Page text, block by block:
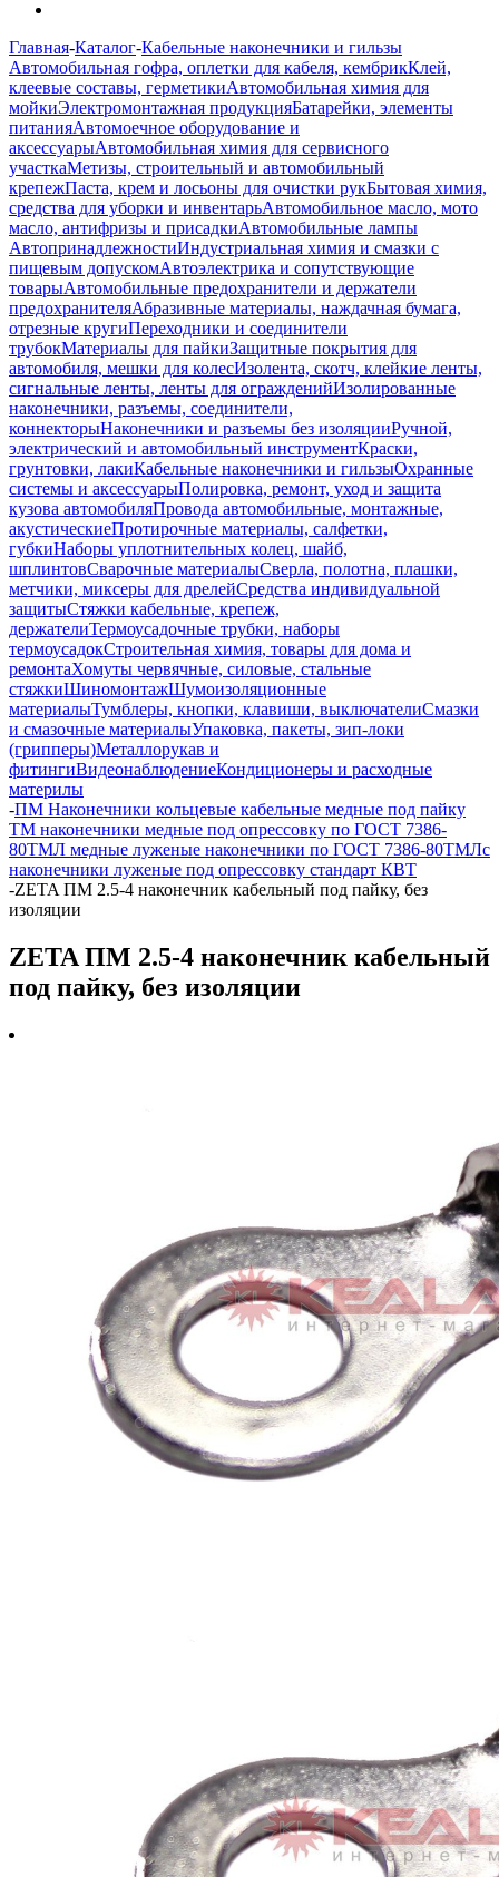
Главная-Каталог-Кабельные наконечники и гильзы
Автомобильная гофра, оплетки для кабеля, кембрикКлей,
клеевые составы, герметикиАвтомобильная химия для
мойкиЭлектромонтажная продукцияБатарейки, элементы
питанияАвтомоечное оборудование и
аксессуарыАвтомобильная химия для сервисного
участкаМетизы, строительный и автомобильный
крепежПаста, крем и лосьоны для очистки рукБытовая химия,
средства для уборки и инвентарьАвтомобильное масло, мото
масло, антифризы и присадкиАвтомобильные лампы
АвтопринадлежностиИндустриальная химия и смазки с
пищевым допускомАвтоэлектрика и сопутствующие
товарыАвтомобильные предохранители и держатели
предохранителяАбразивные материалы, наждачная бумага,
отрезные кругиПереходники и соединители
трубокМатериалы для пайкиЗащитные покрытия для
автомобиля, мешки для колесИзолента, скотч, клейкие ленты,
сигнальные ленты, ленты для огражденийИзолированные
наконечники, разъемы, соединители,
коннекторыНаконечники и разъемы без изоляцииРучной,
электрический и автомобильный инструментКраски,
грунтовки, лакиКабельные наконечники и гильзыОхранные
системы и аксессуарыПолировка, ремонт, уход и защита
кузова автомобиляПровода автомобильные, монтажные,
акустическиеПротирочные материалы, салфетки,
губкиНаборы уплотнительных колец, шайб,
шплинтовСварочные материалыСверла, полотна, плашки,
метчики, миксеры для дрелейСредства индивидуальной
защитыСтяжки кабельные, крепеж,
держателиТермоусадочные трубки, наборы
термоусадокСтроительная химия, товары для дома и
ремонтаХомуты червячные, силовые, стальные
стяжкиШиномонтажШумоизоляционные
материалыТумблеры, кнопки, клавиши, выключателиСмазки
и смазочные материалыУпаковка, пакеты, зип-локи
(грипперы)Металлорукав и
фитингиВидеонаблюдениеКондиционеры и расходные
материлы
-ПМ Наконечники кольцевые кабельные медные под пайку
ТМ наконечники медные под опрессовку по ГОСТ 7386-
80ТМЛ медные луженые наконечники по ГОСТ 7386-80ТМЛс
наконечники луженые под опрессовку стандарт КВТ
-ZETA ПМ 2.5-4 наконечник кабельный под пайку, без
изоляции
ZETA ПМ 2.5-4 наконечник кабельный
под пайку, без изоляции